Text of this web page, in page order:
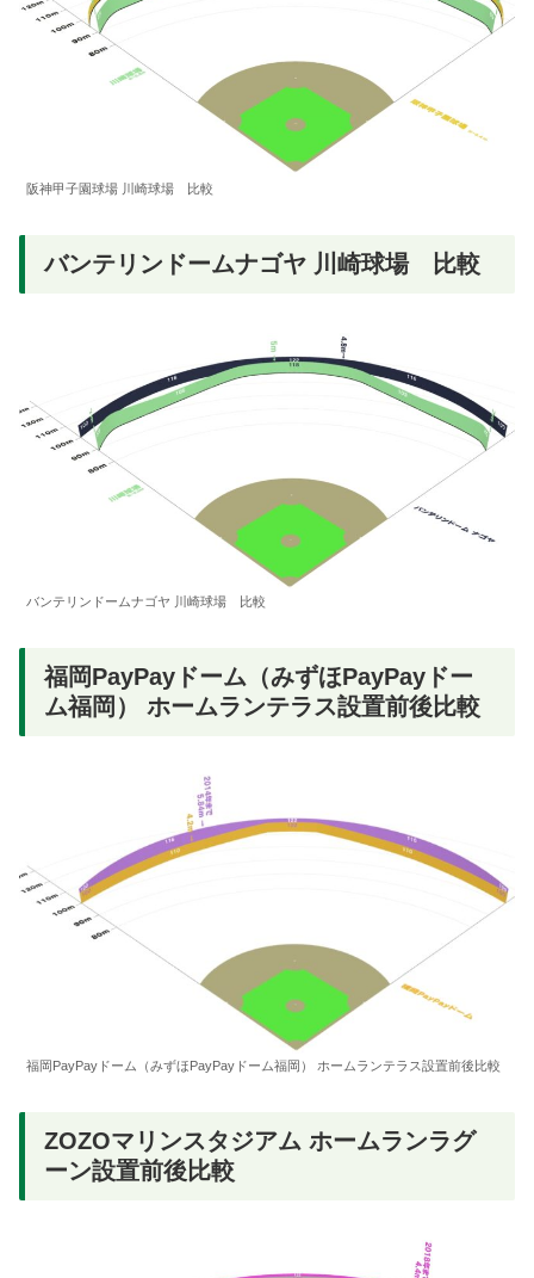
阪神甲子園球場 川崎球場 比較
バンテリンドームナゴヤ 川崎球場 比較
バンテリンドームナゴヤ 川崎球場 比較
福岡PayPayドーム（みずほPayPayドー
ム福岡） ホームランテラス設置前後比較
福岡PayPayドーム（みずほPayPayドーム福岡） ホームランテラス設置前後比較
ZOZOマリンスタジアム ホームランラグ
ーン設置前後比較